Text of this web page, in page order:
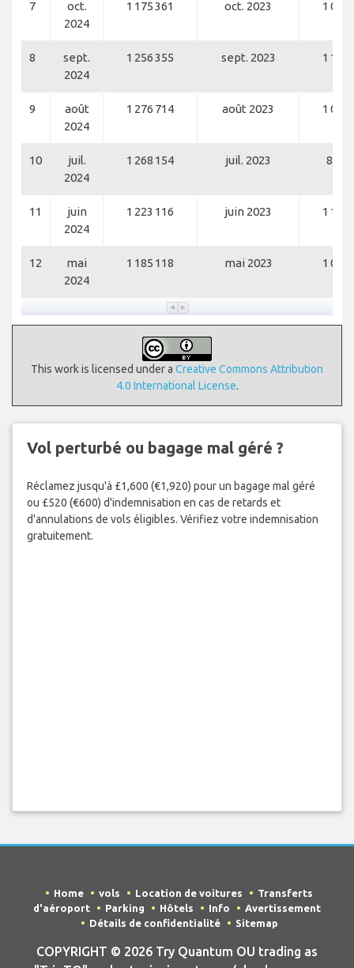
7
oct.
2024
1 175 361 oct. 2023 1 077
8
sept.
2024
1 256 355 sept. 2023 1 117
9
août
2024
1 276 714 août 2023 1 054
10
juil.
2024
1 268 154 juil. 2023 824
11
juin
2024
1 223 116 juin 2023 1 102
12
mai
2024
1 185 118 mai 2023 1 019
This work is licensed under a Creative Commons Attribution
4.0 International License.
Vol perturbé ou bagage mal géré ?
Réclamez jusqu'à £1,600 (€1,920) pour un bagage mal géré
ou £520 (€600) d'indemnisation en cas de retards et
d'annulations de vols éligibles. Vérifiez votre indemnisation
gratuitement.
Home vols Location de voitures
Transferts
d'aéroport
Parking Hôtels Info
Avertissement
Détails de confidentialité
Sitemap
COPYRIGHT © 2026 Try Quantum OU trading as